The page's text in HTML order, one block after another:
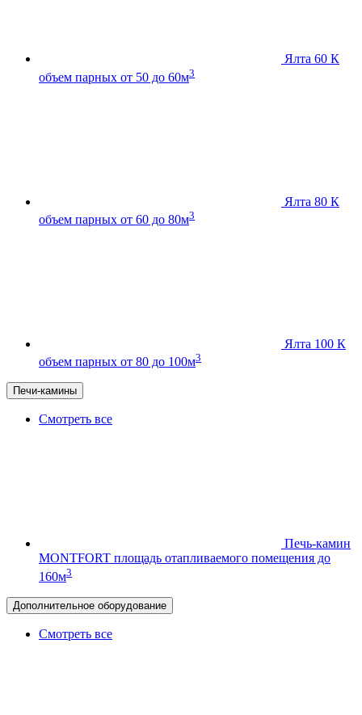
Ялта 60 К
объем парных от 50 до 60м3
Ялта 80 К
объем парных от 60 до 80м3
Ялта 100 К
объем парных от 80 до 100м3
Печи-камины
Смотреть все
Печь-камин
MONTFORT площадь отапливаемого помещения до
160м3
Дополнительное оборудование
Смотреть все